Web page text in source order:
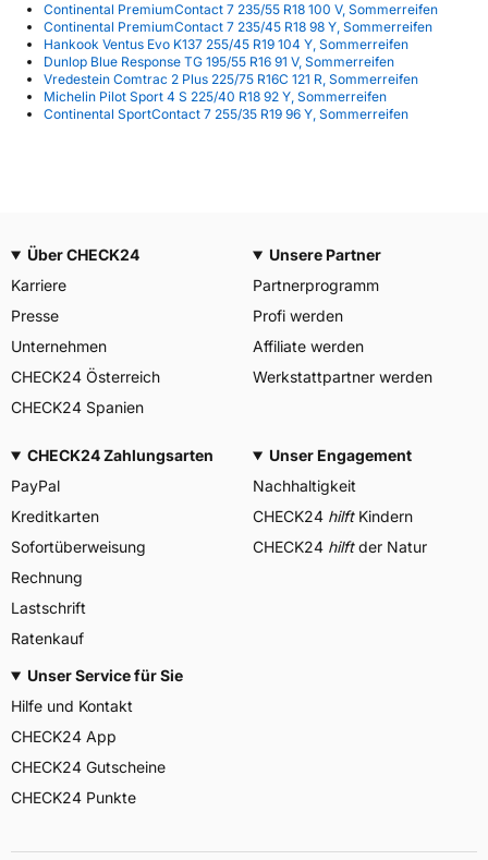
Continental PremiumContact 7 235/55 R18 100 V, Sommerreifen
Continental PremiumContact 7 235/45 R18 98 Y, Sommerreifen
Hankook Ventus Evo K137 255/45 R19 104 Y, Sommerreifen
Dunlop Blue Response TG 195/55 R16 91 V, Sommerreifen
Vredestein Comtrac 2 Plus 225/75 R16C 121 R, Sommerreifen
Michelin Pilot Sport 4 S 225/40 R18 92 Y, Sommerreifen
Continental SportContact 7 255/35 R19 96 Y, Sommerreifen
Über CHECK24
Karriere
Presse
Unternehmen
CHECK24 Österreich
CHECK24 Spanien
Unsere Partner
Partnerprogramm
Profi werden
Affiliate werden
Werkstattpartner werden
CHECK24 Zahlungsarten
PayPal
Kreditkarten
Sofortüberweisung
Rechnung
Lastschrift
Ratenkauf
Unser Engagement
Nachhaltigkeit
CHECK24 hilftKindern
CHECK24 hilftder Natur
Unser Service für Sie
Hilfe und Kontakt
CHECK24 App
CHECK24 Gutscheine
CHECK24 Punkte